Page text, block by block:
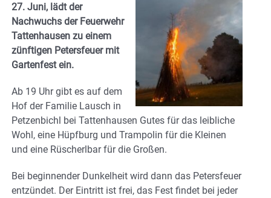
27. Juni, lädt der
Nachwuchs der Feuerwehr
Tattenhausen zu einem
zünftigen Petersfeuer mit
Gartenfest ein.
Ab 19 Uhr gibt es auf dem
Hof der Familie Lausch in
Petzenbichl bei Tattenhausen Gutes für das leibliche
Wohl, eine Hüpfburg und Trampolin für die Kleinen
und eine Rüscherlbar für die Großen.
Bei beginnender Dunkelheit wird dann das Petersfeuer
entzündet. Der Eintritt ist frei, das Fest findet bei jeder